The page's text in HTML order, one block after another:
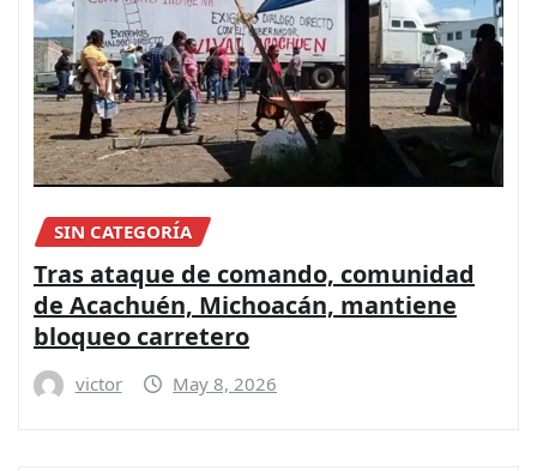
SIN CATEGORÍA
Tras ataque de comando, comunidad
de Acachuén, Michoacán, mantiene
bloqueo carretero
victor May 8, 2026